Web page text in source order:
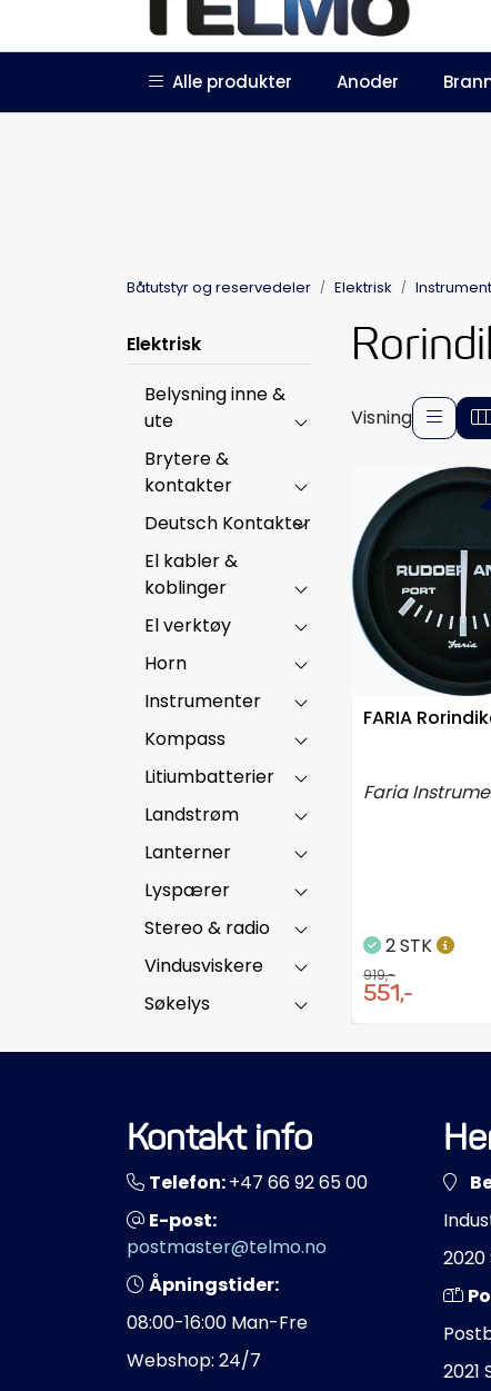
Trustpilot | Forhandlersøknad |
Alle produkter Anoder
Båtutstyr og reservedeler Elektrisk
Elektrisk
Belysning inne &
ute
Brytere &
kontakter
Deutsch Kontakter
El kabler &
koblinger
El verktøy
Horn
Instrumenter
Kompass
Litiumbatterier
Landstrøm
Lanterner
Lyspærer
Stereo & radio
Vindusviskere
Søkelys
Visning
-
FARIA
Faria
2 STK
919,-
551,-
Kontakt info
Telefon:+47 66 92 65 00
E-post:
postmaster@telmo.no
Åpningstider:
08:00-16:00 Man-Fre
Webshop: 24/7
2021